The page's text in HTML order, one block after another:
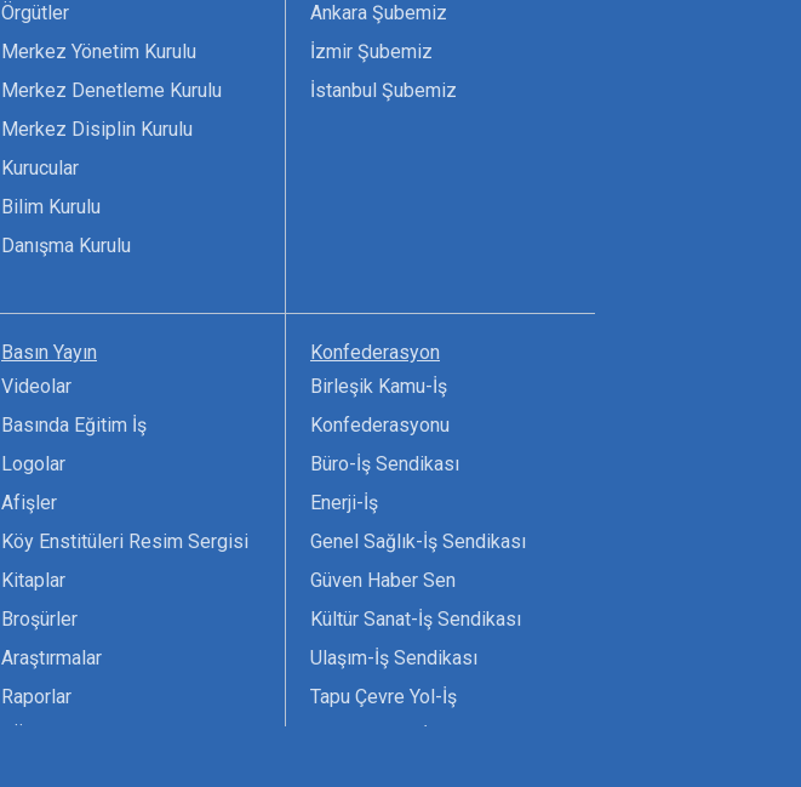
Örgütler
Merkez Yönetim Kurulu
Merkez Denetleme Kurulu
Merkez Disiplin Kurulu
Kurucular
Bilim Kurulu
Danışma Kurulu
Ankara Şubemiz
İzmir Şubemiz
İstanbul Şubemiz
Basın Yayın
Videolar
Basında Eğitim İş
Logolar
Afişler
Köy Enstitüleri Resim Sergisi
Kitaplar
Broşürler
Araştırmalar
Raporlar
Konfederasyon
Birleşik Kamu-İş
Konfederasyonu
Büro-İş Sendikası
Enerji-İş
Genel Sağlık-İş Sendikası
Güven Haber Sen
Kültür Sanat-İş Sendikası
Ulaşım-İş Sendikası
Tapu Çevre Yol-İş